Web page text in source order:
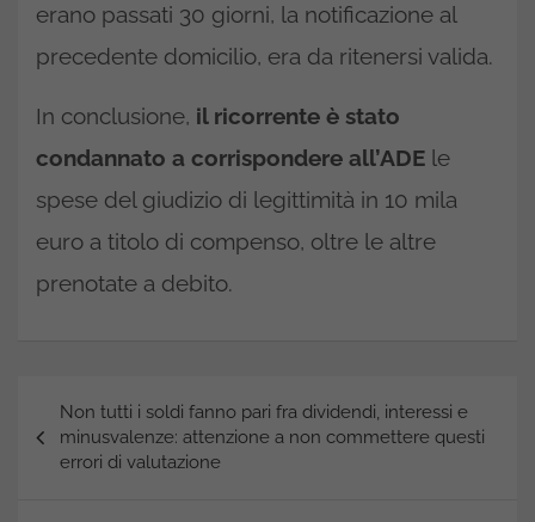
erano passati 30 giorni, la notificazione al
precedente domicilio, era da ritenersi valida.
In conclusione, il ricorrente è stato
condannato a corrispondere all’ADE le
spese del giudizio di legittimità in 10 mila
euro a titolo di compenso, oltre le altre
prenotate a debito.
Navigazione
articoli
Non tutti i soldi fanno pari fra dividendi, interessi e
minusvalenze: attenzione a non commettere questi
errori di valutazione